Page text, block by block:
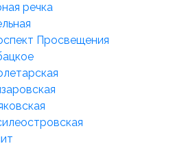
речка
Просвещения